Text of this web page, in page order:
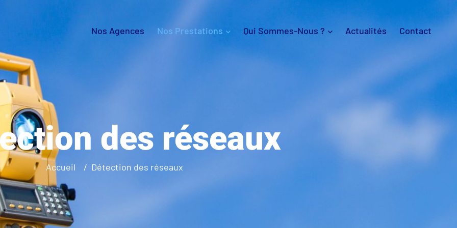
Nos Agences Nos Prestations Qui Sommes-Nous ? Actualités Contact
des réseaux
Accueil Détection des réseaux